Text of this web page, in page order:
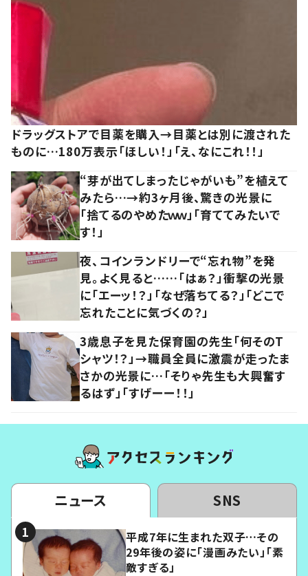
ドラッグストアで目薬を購入→目薬とは別に渡された
ものに…180万表示「ほしい！」「え、なにこれ！！」
“芽が出てしまったじゃがいも”を植えて
みたら…→約3ヶ月後、驚きの光景に
「捨てるのやめたｗｗ」「育ててみたいで
す！」
夜、コインランドリーで“忘れ物”を発
見。よく見ると……「はぁ？」衝撃の光景
に「エーッ！？」「なぜ落ちてる？」「どこで
忘れたことに気づくの？」
3歳息子を見た保育園の先生「何そのT
シャツ！？」→職員全員に激震が走ったま
さかの光景に…「そりゃ先生も大興奮す
るはず」「すげーー！！」
ニュース SNS
平成7年に生まれた双子…その
29年後の姿に「漫画みたい」「素
敵すぎる」